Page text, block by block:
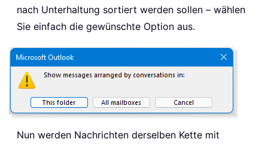
nach Unterhaltung sortiert werden sollen – wählen
Sie einfach die gewünschte Option aus.
Nun werden Nachrichten derselben Kette mit